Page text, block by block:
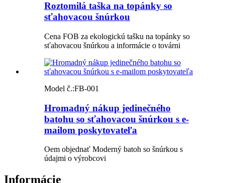
Roztomilá taška na topánky so
sťahovacou šnúrkou
Cena FOB za ekologickú tašku na topánky so
sťahovacou šnúrkou a informácie o továrni
Model č.:FB-001
Hromadný nákup jedinečného
batohu so sťahovacou šnúrkou s e-
mailom poskytovateľa
Oem objednať Moderný batoh so šnúrkou s
údajmi o výrobcovi
Informácie